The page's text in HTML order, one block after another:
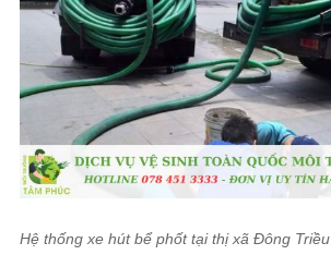
Hệ thống xe hút bể phốt tại thị xã Đông Triều